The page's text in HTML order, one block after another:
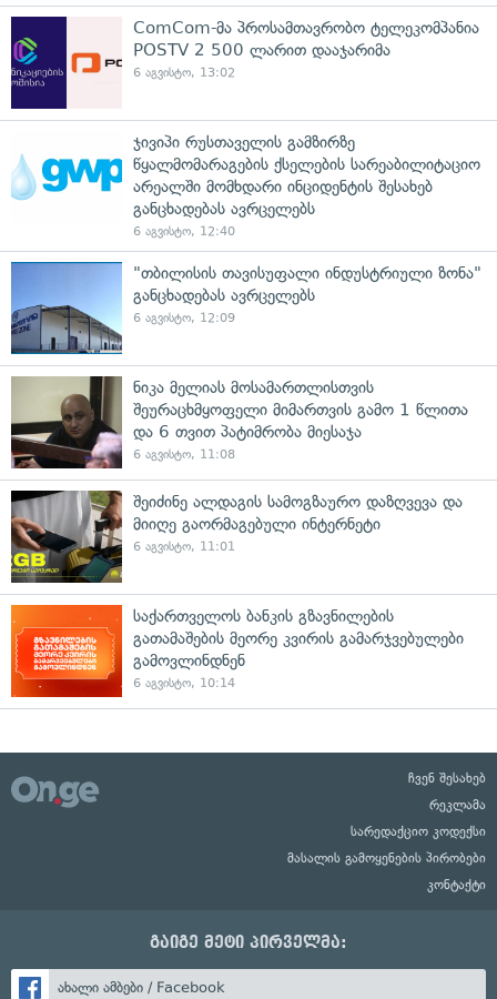
ComCom-მა პროსამთავრობო ტელეკომპანია
POSTV 2 500 ლარით დააჯარიმა
6 აგვისტო, 13:02
ჯივიპი რუსთაველის გამზირზე
წყალმომარაგების ქსელების სარეაბილიტაციო
არეალში მომხდარი ინციდენტის შესახებ
განცხადებას ავრცელებს
6 აგვისტო, 12:40
"თბილისის თავისუფალი ინდუსტრიული ზონა"
განცხადებას ავრცელებს
6 აგვისტო, 12:09
ნიკა მელიას მოსამართლისთვის
შეურაცხმყოფელი მიმართვის გამო 1 წლითა
და 6 თვით პატიმრობა მიესაჯა
6 აგვისტო, 11:08
შეიძინე ალდაგის სამოგზაურო დაზღვევა და
მიიღე გაორმაგებული ინტერნეტი
6 აგვისტო, 11:01
საქართველოს ბანკის გზავნილების
გათამაშების მეორე კვირის გამარჯვებულები
გამოვლინდნენ
6 აგვისტო, 10:14
ჩვენ შესახებ
რეკლამა
სარედაქციო კოდექსი
მასალის გამოყენების პირობები
კონტაქტი
გაიგე მეტი პირველმა:
ახალი ამბები / Facebook